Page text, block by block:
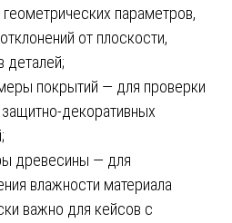
геометрических параметров,
от плоскости,
деталей;
покрытий — для проверки
декоративных
древесины — для
влажности материала
важно для кейсов с